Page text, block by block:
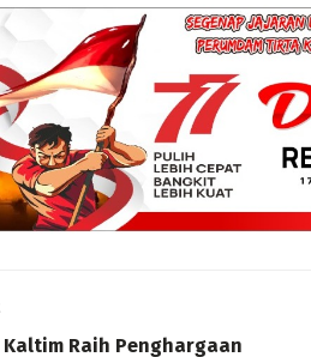
Kaltim Raih Penghargaan